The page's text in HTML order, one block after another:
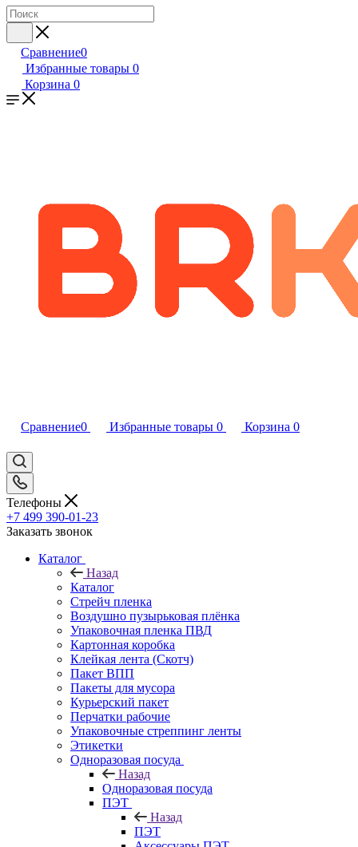
Сравнение0
Избранные товары 0
Корзина 0
Сравнение0 Избранные товары 0 Корзина 0
Телефоны
+7 499 390-01-23
Заказать звонок
Каталог
Назад
Каталог
Стрейч пленка
Воздушно пузырьковая плёнка
Упаковочная пленка ПВД
Картонная коробка
Клейкая лента (Скотч)
Пакет ВПП
Пакеты для мусора
Курьерский пакет
Перчатки рабочие
Упаковочные стреппинг ленты
Этикетки
Одноразовая посуда
Назад
Одноразовая посуда
ПЭТ
Назад
ПЭТ